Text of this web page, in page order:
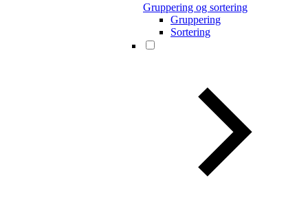
Gruppering og sortering
Gruppering
Sortering